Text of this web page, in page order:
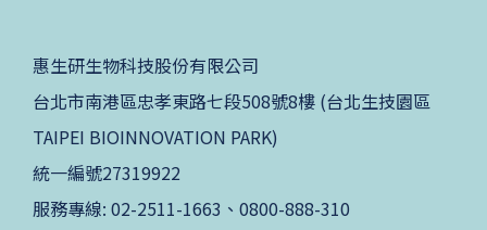
惠生研生物科技股份有限公司
台北市南港區忠孝東路七段508號8樓 (台北生技園區
TAIPEI BIOINNOVATION PARK)
統一編號27319922
服務專線: 02-2511-1663、0800-888-310